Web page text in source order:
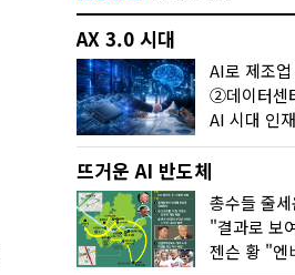
AX 3.0 시대
뜨거운 AI 반도체